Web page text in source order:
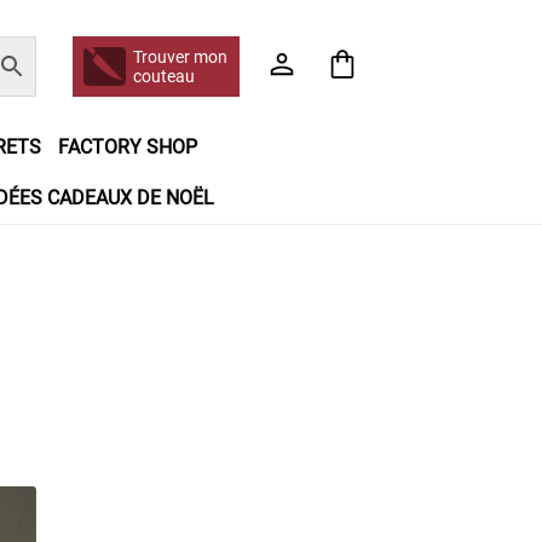
Trouver mon
couteau
FACTORY SHOP
CADEAUX DE NOËL